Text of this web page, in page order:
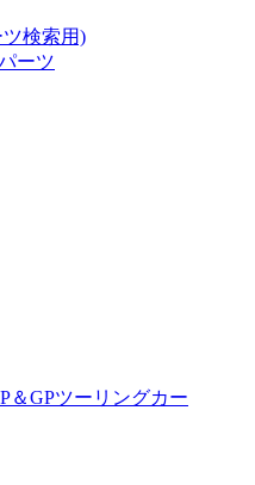
検索用)
ーツ
＆GPツーリングカー